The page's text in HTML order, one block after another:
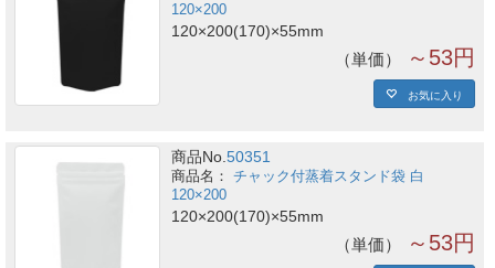
120×200
120×200(170)×55mm
単価 ～53円
お気に入り
商品No.50351
チャック付蒸着スタンド袋 白
120×200
120×200(170)×55mm
単価 ～53円